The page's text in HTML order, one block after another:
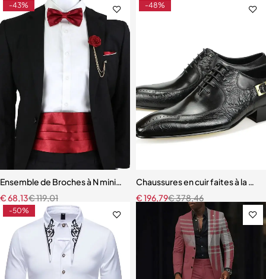
-43%
Ensemble de Broches à N ministériels d de Cummerbund pour
€119,01
€68,13
-48%
Chaussures en cuir faites à la
€378,46
€196,79
-50%